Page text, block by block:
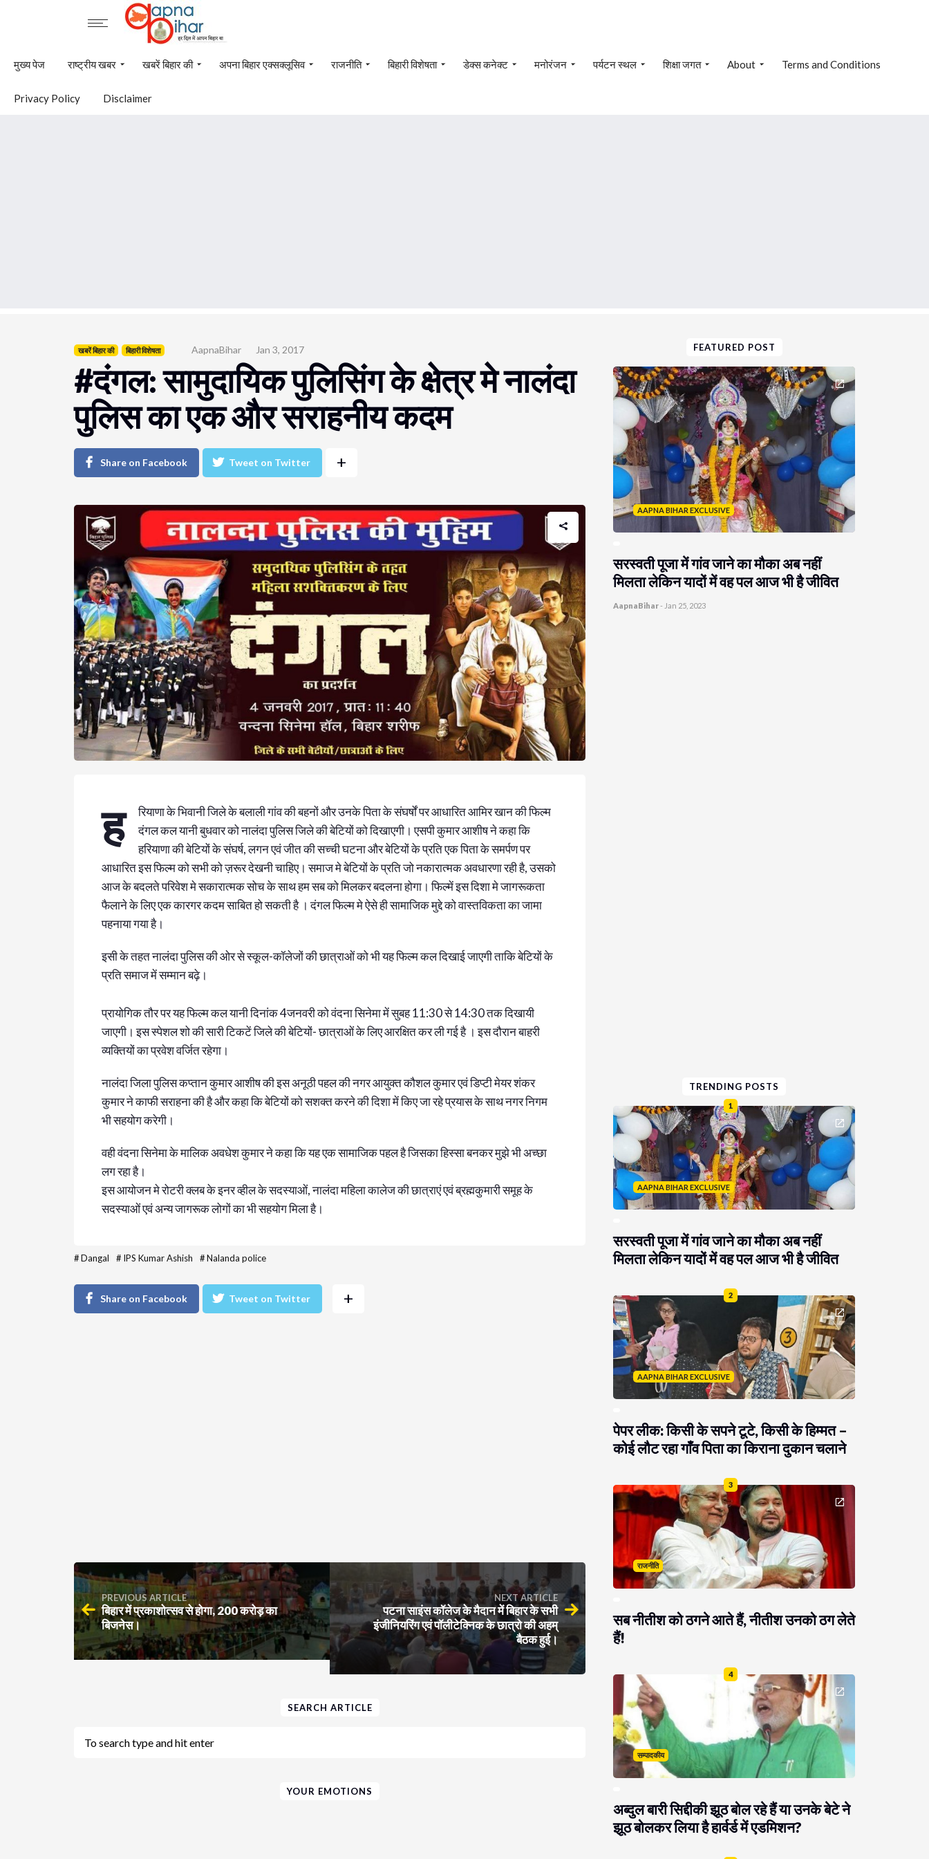
मुख्य पेज राष्ट्रीय खबर खबरें बिहार की अपना बिहार एक्सक्लूसिव राजनीति बिहारी विशेषता डेक्स कनेक्ट मनोरंजन पर्यटन स्थल शिक्षा जगत About Terms and Conditions
Privacy Policy Disclaimer
खबरें बिहार की बिहारी विशेषता AapnaBihar Jan 3, 2017
#दंगल: सामुदायिक पुलिसिंग के क्षेत्र मे नालंदा
पुलिस का एक और सराहनीय कदम
Share on Facebook Tweet on Twitter +
ह
रियाणा के भिवानी जिले के बलाली गांव की बहनों और उनके पिता के संघर्षों पर आधारित आमिर खान की फिल्म
दंगल कल यानी बुधवार को नालंदा पुलिस जिले की बेटियों को दिखाएगी। एसपी कुमार आशीष ने कहा कि
हरियाणा की बेटियों के संघर्ष, लगन एवं जीत की सच्ची घटना और बेटियों के प्रति एक पिता के समर्पण पर
आधारित इस फिल्म को सभी को ज़रूर देखनी चाहिए। समाज मे बेटियों के प्रति जो नकारात्मक अवधारणा रही है, उसको
आज के बदलते परिवेश मे सकारात्मक सोच के साथ हम सब को मिलकर बदलना होगा। फिल्में इस दिशा मे जागरूकता
फैलाने के लिए एक कारगर कदम साबित हो सकती है । दंगल फिल्म मे ऐसे ही सामाजिक मुद्दे को वास्तविकता का जामा
पहनाया गया है।
इसी के तहत नालंदा पुलिस की ओर से स्कूल-कॉलेजों की छात्राओं को भी यह फिल्म कल दिखाई जाएगी ताकि बेटियों के
प्रति समाज में सम्मान बढ़े।
प्रायोगिक तौर पर यह फिल्म कल यानी दिनांक 4जनवरी को वंदना सिनेमा में सुबह 11:30 से 14:30 तक दिखायी
जाएगी। इस स्पेशल शो की सारी टिकटें जिले की बेटियों- छात्राओं के लिए आरक्षित कर ली गई है । इस दौरान बाहरी
व्यक्तियों का प्रवेश वर्जित रहेगा।
नालंदा जिला पुलिस कप्तान कुमार आशीष की इस अनूठी पहल की नगर आयुक्त कौशल कुमार एवं डिप्टी मेयर शंकर
कुमार ने काफी सराहना की है और कहा कि बेटियों को सशक्त करने की दिशा में किए जा रहे प्रयास के साथ नगर निगम
भी सहयोग करेगी।
वही वंदना सिनेमा के मालिक अवधेश कुमार ने कहा कि यह एक सामाजिक पहल है जिसका हिस्सा बनकर मुझे भी अच्छा
लग रहा है।
इस आयोजन मे रोटरी क्लब के इनर व्हील के सदस्याओं, नालंदा महिला कालेज की छात्राएं एवं ब्रह्मकुमारी समूह के
सदस्याओं एवं अन्य जागरूक लोगों का भी सहयोग मिला है।
#Dangal # IPS Kumar Ashish #Nalanda police
Share on Facebook Tweet on Twitter +
PREVIOUS ARTICLE
बिहार में प्रकाशोत्सव से होगा, 200 करोड़ का
बिजनेस।
NEXT ARTICLE
पटना साइंस कॉलेज के मैदान में बिहार के सभी
इंजीनियरिंग एवं पॉलीटेक्निक के छात्रो की अहम्
बैठक हुई।
SEARCH ARTICLE
YOUR EMOTIONS
FEATURED POST
AAPNA BIHAR EXCLUSIVE
सरस्वती पूजा में गांव जाने का मौका अब नहीं
मिलता लेकिन यादों में वह पल आज भी है जीवित
AapnaBihar- Jan 25, 2023
TRENDING POSTS
1
AAPNA BIHAR EXCLUSIVE
सरस्वती पूजा में गांव जाने का मौका अब नहीं
मिलता लेकिन यादों में वह पल आज भी है जीवित
2
AAPNA BIHAR EXCLUSIVE
पेपर लीक: किसी के सपने टूटे, किसी के हिम्मत –
कोई लौट रहा गाँव पिता का किराना दुकान चलाने
3
राजनीति
सब नीतीश को ठगने आते हैं, नीतीश उनको ठग लेते
हैं!
4
सम्पादकीय
अब्दुल बारी सिद्दीकी झूठ बोल रहे हैं या उनके बेटे ने
झूठ बोलकर लिया है हार्वर्ड में एडमिशन?